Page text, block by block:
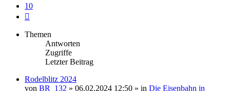
10
Themen
Antworten
Zugriffe
Letzter Beitrag
Rodelblitz 2024
von BR_132 » 06.02.2024 12:50 » in Die Eisenbahn in